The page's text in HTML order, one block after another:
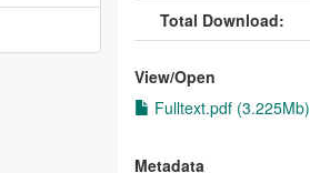
Total Download:
View/Open
Fulltext.pdf (3.225Mb)
Metadata